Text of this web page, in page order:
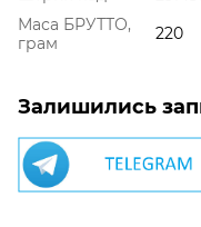
Маса БРУТТО,
грам
220
Залишились